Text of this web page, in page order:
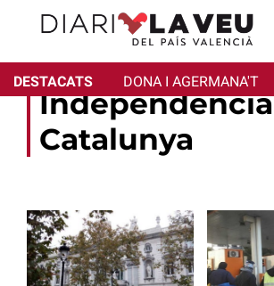
DESTACATS DONA I AGERMANA'T
Independència
Catalunya